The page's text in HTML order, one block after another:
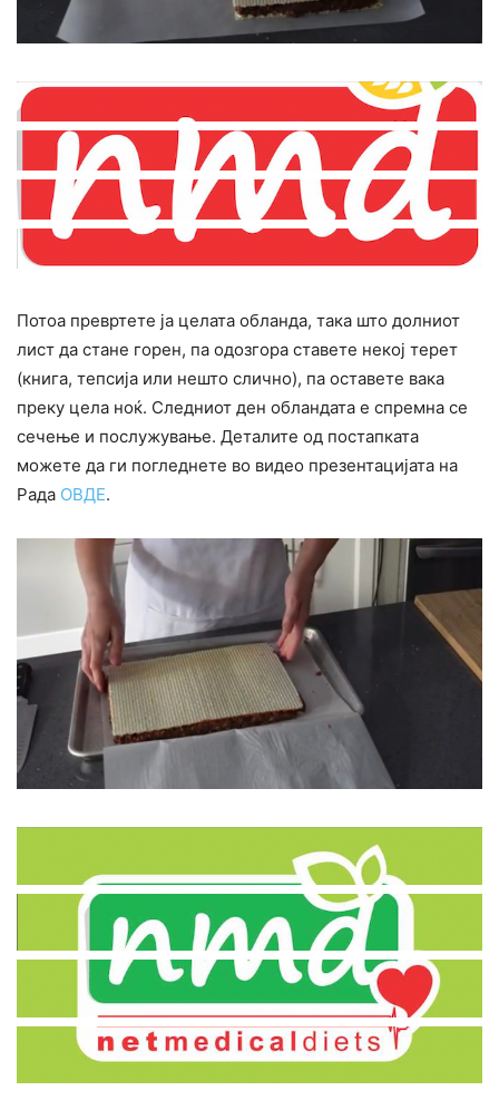
Потоа превртете ја целата обланда, така што долниот
лист да стане горен, па одозгора ставете некој терет
(книга, тепсија или нешто слично), па оставете вака
преку цела ноќ. Следниот ден обландата е спремна се
сечење и послужување. Деталите од постапката
можете да ги погледнете во видео презентацијата на
Рада ОВДЕ.